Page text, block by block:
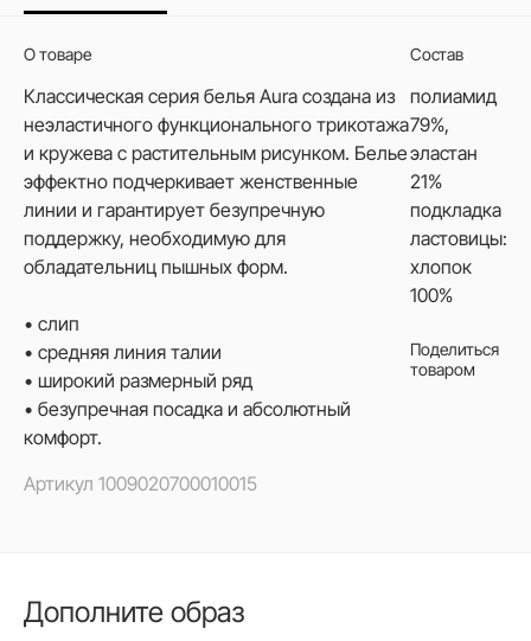
О товаре
Классическая серия белья Aura создана из
неэластичного функционального трикотажа
и кружева с растительным рисунком. Белье
эффектно подчеркивает женственные
линии и гарантирует безупречную
поддержку, необходимую для
обладательниц пышных форм.
• слип
• средняя линия талии
• широкий размерный ряд
• безупречная посадка и абсолютный
комфорт.
Артикул 1009020700010015
Состав
полиамид
79%,
эластан
21%
подкладка
ластовицы:
хлопок
100%
Поделиться
товаром
Дополните образ